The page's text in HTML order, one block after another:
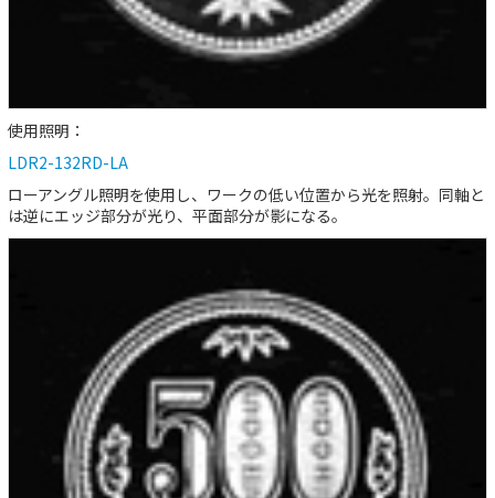
使用照明：
LDR2-132RD-LA
ローアングル照明を使用し、ワークの低い位置から光を照射。同軸と
は逆にエッジ部分が光り、平面部分が影になる。